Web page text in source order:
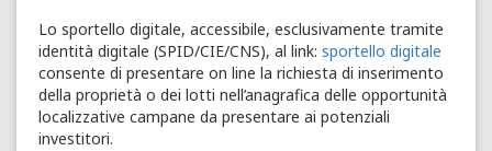
Lo sportello digitale, accessibile, esclusivamente tramite
identità digitale (SPID/CIE/CNS), al link: sportello digitale
consente di presentare on line la richiesta di inserimento
della proprietà o dei lotti nell’anagrafica delle opportunità
localizzative campane da presentare ai potenziali
investitori.